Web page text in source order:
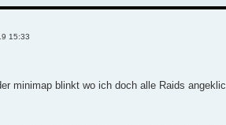
15:33
minimap blinkt wo ich doch alle Raids